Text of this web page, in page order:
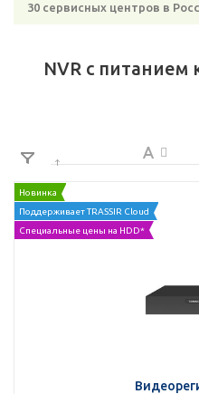
30 сервисных центров в
NVR с питанием
Новинка
Поддерживает TRASSIR Cloud
Специальные цены на HDD*